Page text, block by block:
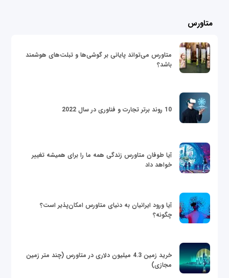
متاورس
متاورس می‌تواند پایانی بر گوشی‌ها و تبلت‌های هوشمند
باشد؟
10 روند برتر تجارت و فناوری در سال 2022
آیا طوفان متاورس زندگی همه ما را برای همیشه تغییر
خواهد داد
آیا ورود ایرانیان به دنیای متاورس امکان‌پذیر است؟
چگونه؟
خرید زمین 4.3 میلیون دلاری در متاورس (چند متر زمین
مجازی)